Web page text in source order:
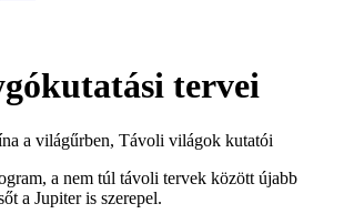
tervei
a világűrben, Távoli világok kutatói
a nem túl távoli tervek között újabb
a Jupiter is szerepel.